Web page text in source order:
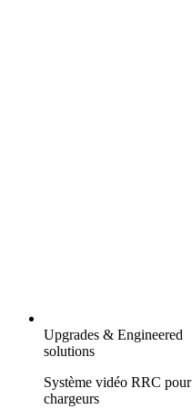
Upgrades & Engineered
solutions
Système vidéo RRC pour
chargeurs